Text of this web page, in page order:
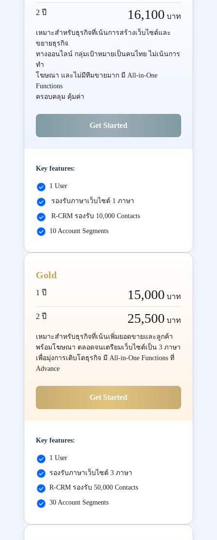
2 ปี 16,100 บาท
เหมาะสำหรับธุรกิจที่เน้นการสร้างเว็บไซต์และ
ขยายธุรกิจ
ทางออนไลน์ กลุ่มเป้าหมายเป็นคนไทย ไม่เน้นการ
ทำ
โฆษณา และไม่มีทีมขายมาก มี All-in-One
Functions
ครอบคลุม คุ้มค่า
Get Started
Key features:
1 User
รองรับภาษาเว็บไซต์ 1 ภาษา
R-CRM รองรับ 10,000 Contacts
10 Account Segments
Gold
1 ปี 15,000 บาท
2 ปี 25,500 บาท
เหมาะสำหรับธุรกิจที่เน้นเพิ่มยอดขายและลูกค้า
พร้อมโฆษณา ตลอดจนเตรียมเว็บไซต์เป็น 3 ภาษา
เพื่อมุ่งการเติบโตธุรกิจ มี All-in-One Functions ที่
Advance
Get Started
Key features:
1 User
รองรับภาษาเว็บไซต์ 3 ภาษา
R-CRM รองรับ 50,000 Contacts
30 Account Segments